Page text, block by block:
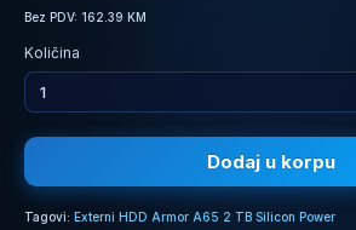
Bez PDV: 162.39 KM
Količina
Dodaj u korpu
Tagovi: Externi HDD Armor A65 2 TB Silicon Power